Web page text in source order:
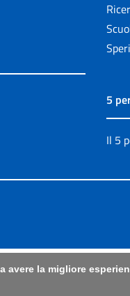
5
Il 5
la migliore